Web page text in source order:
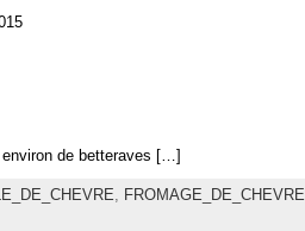
de betteraves […]
, FROMAGE_DE_CHEVRE